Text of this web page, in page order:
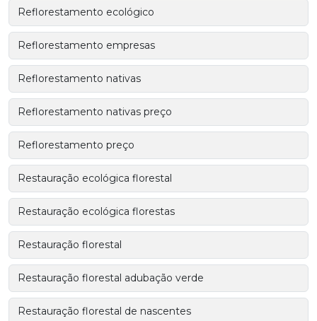
Reflorestamento ecológico
Reflorestamento empresas
Reflorestamento nativas
Reflorestamento nativas preço
Reflorestamento preço
Restauração ecológica florestal
Restauração ecológica florestas
Restauração florestal
Restauração florestal adubação verde
Restauração florestal de nascentes